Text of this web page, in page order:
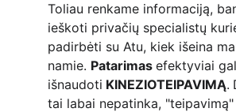
Toliau renkame informaciją,
ieškoti privačių specialistų
padirbėti su Atu, kiek išeina
namie. Patarimas efektyviai
išnaudoti KINEZIOTEIPAVIMĄ.
tai labai nepatinka, "teipavimą"